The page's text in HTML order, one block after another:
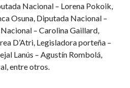
Nacional – Lorena Pokoik,
Osuna, Diputada Nacional –
– Carolina Gaillard,
D’Atri, Legisladora porteña –
Lanús – Agustín Rombolá,
entre otros.